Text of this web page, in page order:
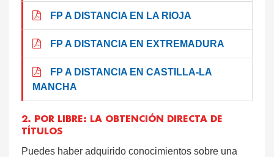
FP A DISTANCIA EN LA RIOJA
FP A DISTANCIA EN EXTREMADURA
FP A DISTANCIA EN CASTILLA-LA
MANCHA
2. POR LIBRE: LA OBTENCIÓN DIRECTA DE
TÍTULOS
Puedes haber adquirido conocimientos sobre una